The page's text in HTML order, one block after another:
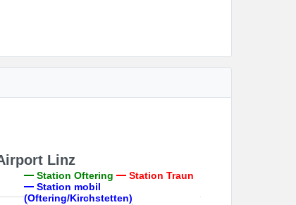
Linz
Station Oftering
Station Traun
Station mobil
(Oftering/Kirchstetten)